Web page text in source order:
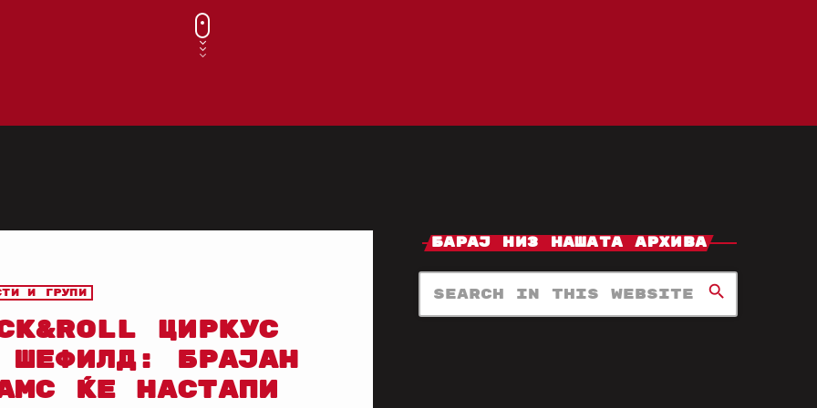
и групи
ЦИРКУС
ШЕФИЛД: БРАЈАН
ЌЕ НАСТАПИ
Барај Низ Нашата Архива
search